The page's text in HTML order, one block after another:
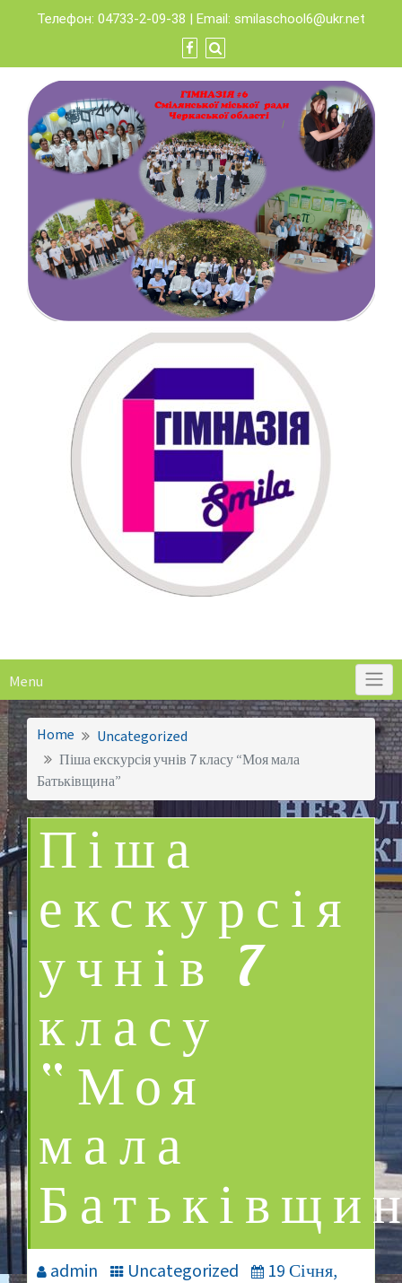
content
Телефон: 04733-2-09-38 | Email: smilaschool6@ukr.net
Menu
Home
Uncategorized
Піша екскурсія учнів 7 класу “Моя мала
Батьківщина”
Піша
екскурсія
учнів 7
класу
“Моя
мала
admin Uncategorized
19 Січня,